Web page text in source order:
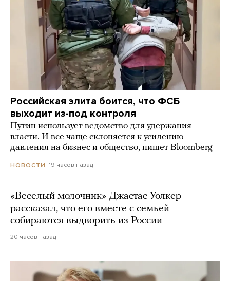
Российская элита боится, что ФСБ
выходит из-под контроля
Путин использует ведомство для удержания
власти. И все чаще склоняется к усилению
давления на бизнес и общество, пишет Bloomberg
НОВОСТИ 19 часов назад
«Веселый молочник» Джастас Уолкер
рассказал, что его вместе с семьей
собираются выдворить из России
20 часов назад